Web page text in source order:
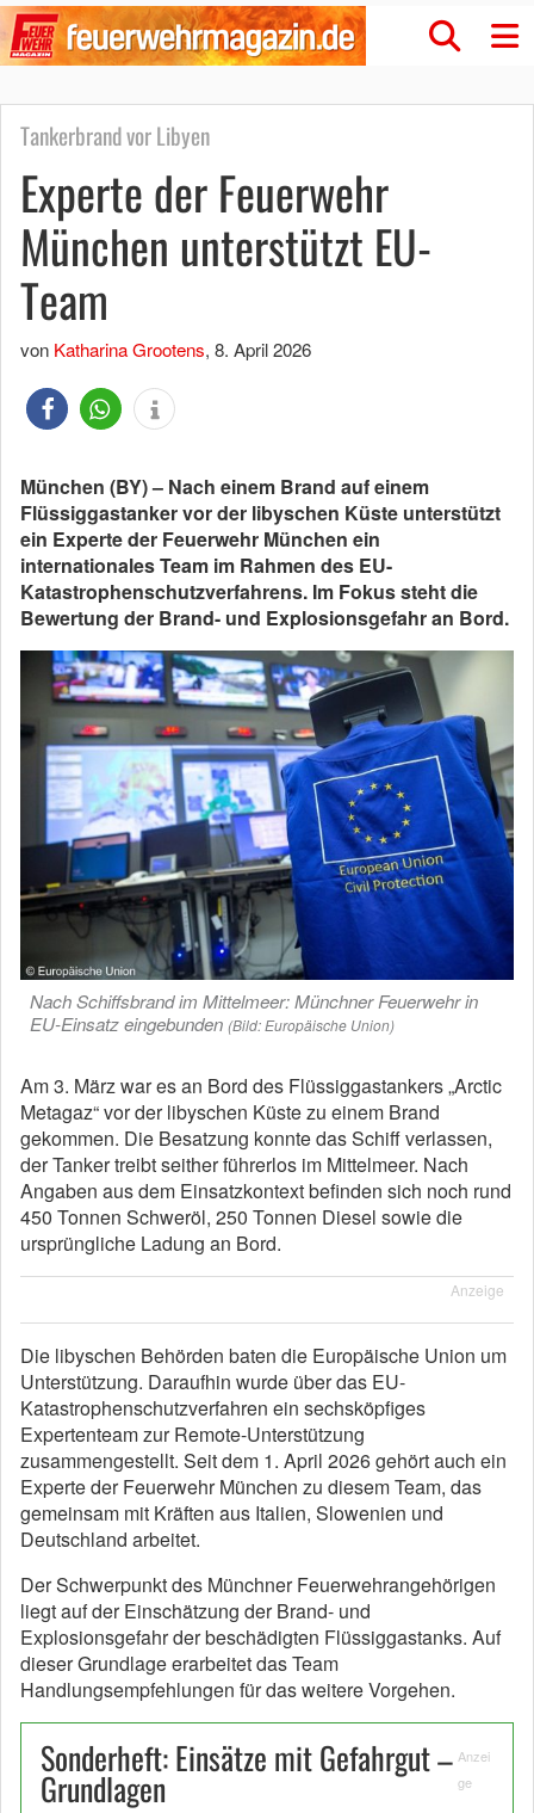
Tankerbrand vor Libyen
Experte der Feuerwehr
München unterstützt EU-
Team
von Katharina Grootens, 8. April 2026
München (BY) – Nach einem Brand auf einem
Flüssiggastanker vor der libyschen Küste unterstützt
ein Experte der Feuerwehr München ein
internationales Team im Rahmen des EU-
Katastrophenschutzverfahrens. Im Fokus steht die
Bewertung der Brand- und Explosionsgefahr an Bord.
Nach Schiffsbrand im Mittelmeer: Münchner Feuerwehr in
EU-Einsatz eingebunden (Bild: Europäische Union)
Am 3. März war es an Bord des Flüssiggastankers „Arctic
Metagaz“ vor der libyschen Küste zu einem Brand
gekommen. Die Besatzung konnte das Schiff verlassen,
der Tanker treibt seither führerlos im Mittelmeer. Nach
Angaben aus dem Einsatzkontext befinden sich noch rund
450 Tonnen Schweröl, 250 Tonnen Diesel sowie die
ursprüngliche Ladung an Bord.
Anzeige
Die libyschen Behörden baten die Europäische Union um
Unterstützung. Daraufhin wurde über das EU-
Katastrophenschutzverfahren ein sechsköpfiges
Expertenteam zur Remote-Unterstützung
zusammengestellt. Seit dem 1. April 2026 gehört auch ein
Experte der Feuerwehr München zu diesem Team, das
gemeinsam mit Kräften aus Italien, Slowenien und
Deutschland arbeitet.
Der Schwerpunkt des Münchner Feuerwehrangehörigen
liegt auf der Einschätzung der Brand- und
Explosionsgefahr der beschädigten Flüssiggastanks. Auf
dieser Grundlage erarbeitet das Team
Handlungsempfehlungen für das weitere Vorgehen.
Sonderheft: Einsätze mit Gefahrgut –
Grundlagen
Anzei
ge